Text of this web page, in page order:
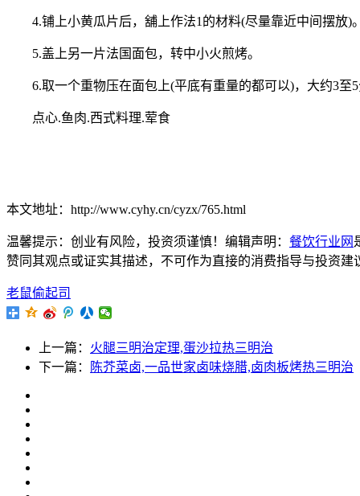
4.铺上小黄瓜片后，舖上作法1的材料(尽量靠近中间摆放)
5.盖上另一片法国面包，转中小火煎烤。
6.取一个重物压在面包上(平底有重量的都可以)，大约3至5
点心.鱼肉.西式料理.荤食
本文地址：http://www.cyhy.cn/cyzx/765.html
温馨提示：创业有风险，投资须谨慎！编辑声明： 餐饮行业网
赞同其观点或证实其描述，不可作为直接的消费指导与投资建
老鼠偷起司
上一篇： 火腿三明治定理,蛋沙拉热三明治
下一篇：
陈芥菜卤,一品世家卤味烧腊,卤肉板烤热三明治